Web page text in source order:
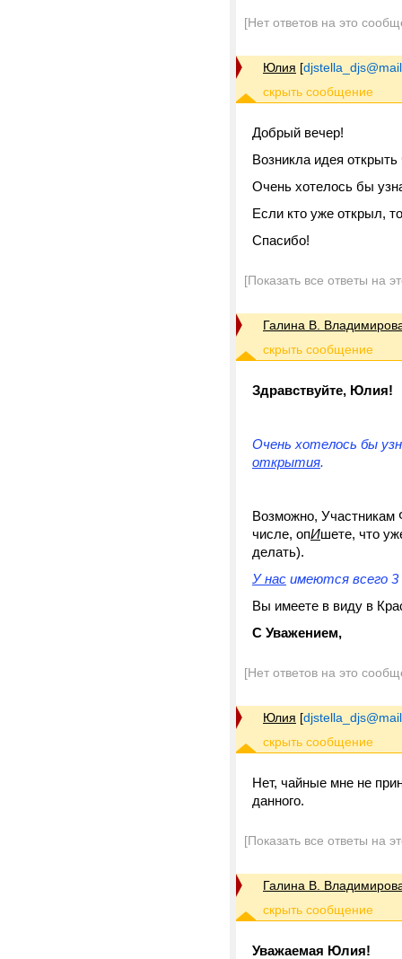
[Нет ответов на это
Юлия [
Добрый вечер!
Возникла идея
Очень хотелось бы
Если кто уже открыл,
Спасибо!
[Показать все ответы на
Галина В.
Здравствуйте, Юлия!
Очень хотелось бы
открытия.
Возможно, Участникам
числе, опИшете, что
делать).
У нас имеются всего 3
Вы имеете в виду в
С Уважением,
[Нет ответов на это
Юлия [
Нет, чайные мне не
данного.
[Показать все ответы на
Галина В.
Уважаемая Юлия!